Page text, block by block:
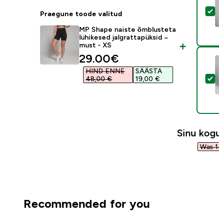
Praegune toode valitud
MP Shape naiste õmblusteta
lühikesed jalgrattapüksid –
must - XS
discounted price
29.00€‎
HIND ENNE
48,00 €‎
SÄÄSTA
19,00 €‎
Sinu
Was
Recommended for you